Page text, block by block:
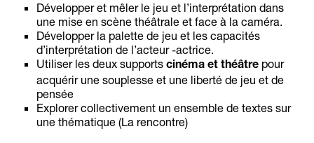
Développer et mêler le jeu et l’interprétation dans
une mise en scène théâtrale et face à la caméra.
Développer la palette de jeu et les capacités
d’interprétation de l’acteur -actrice.
Utiliser les deux supports cinéma et théâtre pour
acquérir une souplesse et une liberté de jeu et de
pensée
Explorer collectivement un ensemble de textes sur
une thématique (La rencontre)